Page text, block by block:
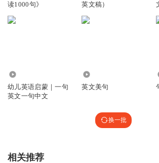
读1000句》
英文稿）
幼儿英语启蒙｜一句
英文一句中文
英文美句
换一批
相关推荐